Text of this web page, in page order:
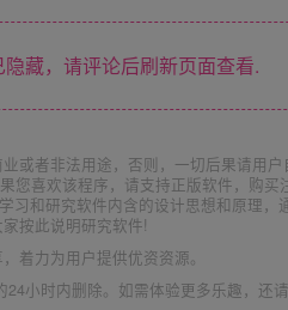
隐藏，请评论后刷新页面查看.
者非法用途，否则，一切后果请用户
喜欢该程序，请支持正版软件，购买
和研究软件内含的设计思想和原理
按此说明研究软件!
着力为用户提供优资资源。
小时内删除。如需体验更多乐趣，还请